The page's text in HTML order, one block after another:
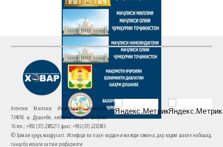
Агентии Миллии Иттилоотии Тоҷикистон
734018. ш. Душанбе, хиёбони Саъдии Шерозӣ,
16 тел.: +992 (37) 2385217, факс: +992 (37) 2232383
© Ҳамаи ҳуқуқ маҳфуз аст. Истифода ва паҳн кардани маводи сомона, дар кадом шакле набошад,
танҳо бо иҷозати хаттии роҳбарияти